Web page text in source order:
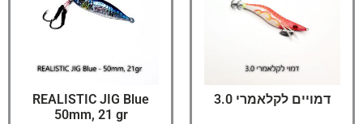
דמויים לקלאמרי 3.0
REALISTIC JIG Blue
50mm, 21 gr